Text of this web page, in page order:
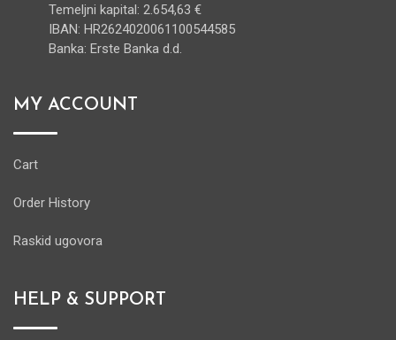
Temeljni kapital: 2.654,63 €
IBAN: HR2624020061100544585
Banka: Erste Banka d.d.
MY ACCOUNT
Cart
Order History
Raskid ugovora
HELP & SUPPORT